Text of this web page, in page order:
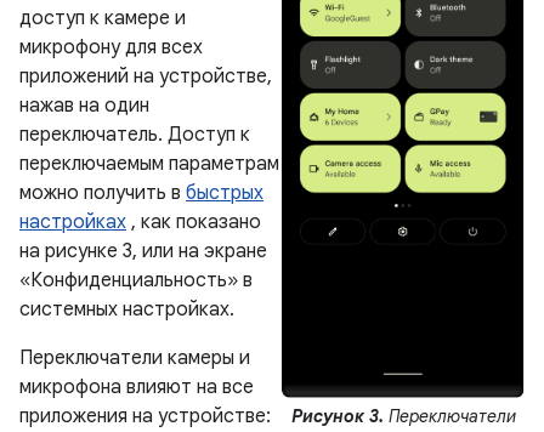
Рисунок 3. Переключатели
доступ к камере и
микрофону для всех
приложений на устройстве,
нажав на один
переключатель. Доступ к
переключаемым параметрам
можно получить в быстрых
настройках , как показано
на рисунке 3, или на экране
«Конфиденциальность» в
системных настройках.
Переключатели камеры и
микрофона влияют на все
приложения на устройстве: